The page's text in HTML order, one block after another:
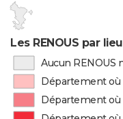
Les RENOUS par
Aucun RENOUS
Département où
Département où